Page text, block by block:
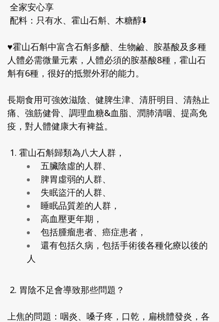
全家安心享
配料：只有水、霍山石斛、木糖醇⬇️
♥️霍山石斛中富含石斛多醣、生物鹼、胺基酸及多種
人體必需微量元素，人體必須的胺基酸8種，霍山石
斛有6種，很好的抵禦外邪的能力。
長期食用可強效滋陰、健脾生津、清肝明目、清熱止
痛、強筋健骨、調理血糖&血脂、潤肺清咽、提高免
疫，對人體健康大有裨益。
1. 霍山石斛歸類為八大人群，
五臟陰虛的人群、
脾胃虛弱的人群、
失眠盜汗的人群、
睡眠品質差的人群，
高血壓更年期，
包括腫瘤患者、癌症患者，
還有包括久病，包括手術後各種化療以後的
人
2. 胃陰不足會導致那些問題？
上焦的問題：咽炎、嗓子疼，口乾，扁桃體發炎，各